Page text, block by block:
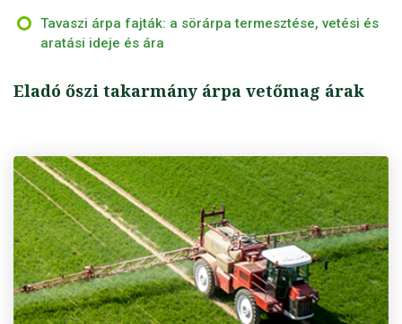
Tavaszi árpa fajták: a sörárpa termesztése, vetési és
aratási ideje és ára
Eladó őszi takarmány árpa vetőmag árak